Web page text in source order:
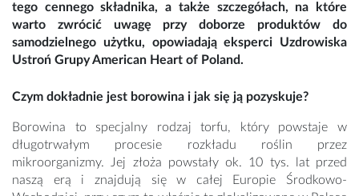
tego cennego składnika, a także szczegółach, na które
warto zwrócić uwagę przy doborze produktów do
samodzielnego użytku, opowiadają eksperci Uzdrowiska
Ustroń Grupy American Heart of Poland.
Czym dokładnie jest borowina i jak się ją pozyskuje?
Borowina to specjalny rodzaj torfu, który powstaje w
długotrwałym procesie rozkładu roślin przez
mikroorganizmy. Jej złoża powstały ok. 10 tys. lat przed
naszą erą i znajdują się w całej Europie Środkowo-